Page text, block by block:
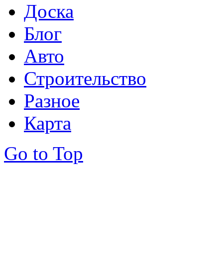
Доска
Блог
Авто
Строительство
Разное
Карта
Go to Top